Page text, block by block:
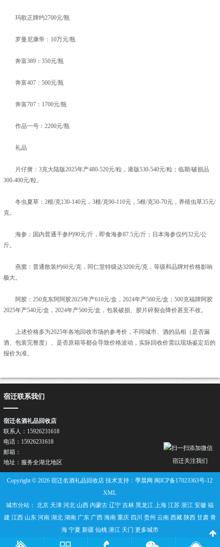
玛歌正牌约2700元/瓶
罗曼尼康帝：10万元/瓶
奔富389：350元/瓶
奔富407：500元/瓶
奔富707：1700元/瓶
作品一号：2200元/瓶
礼品
片仔癀：3克大陆版2025年产480-520元/粒，港版530-540元/粒；临期/破损品
300-400元/粒。
冬虫夏草：2根/克130-140元，3根/克90-110元，5根/克50-70元，养殖虫草35元/
克。
海参：国内普通干参约90元/斤，即食海参87.5元/斤；日本海参仅约32元/公
斤。
燕窝：普通散装约60元/克，同仁堂特级达3200元/克，等级和品牌对价格影响
极大。
阿胶：250克东阿阿胶2025年产610元/盒，2024年产560元/盒；500克福牌阿胶
2025年产540元/盒，2024年产500元/盒，包装破损、胶片碎裂会降价甚至不收。
上述价格多为2025年各地回收市场的参考价，不同城市、酒的品相（是否漏
酒、包装完整度）、是否原箱等都会导致价格波动，实际回收价需以现场鉴定后的
报价为准。
宿迁关注我们
宿迁联系我们
宿迁名酒礼品回收店
联系人：15926231618
电话：15926231618
邮箱：
地址：服务全湖北地区
Copyright © 2026 宿迁名酒礼品回收店 技术支持：季晨网闽ICP备17023363号-12
XML
城市分站：北京 天津 河北 山西 内蒙古 辽宁 吉林 黑龙江 上海 江苏 浙江 安徽 福
建 江西 山东 河南 湖北 湖南 广东 广西 海南 重庆 四川 贵州 云南 西藏 陕西 甘肃 青
海 宁夏 新疆 仙桃 潜江 天门 更多城市